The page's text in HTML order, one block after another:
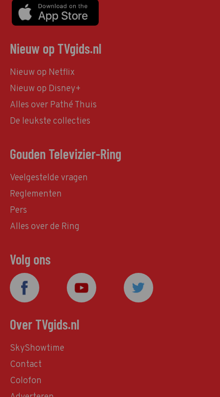
Nieuw op TVgids.nl
Nieuw op Netflix
Nieuw op Disney+
Alles over Pathé Thuis
De leukste collecties
Gouden Televizier-Ring
Veelgestelde vragen
Reglementen
Pers
Alles over de Ring
Volg ons
Over TVgids.nl
SkyShowtime
Contact
Colofon